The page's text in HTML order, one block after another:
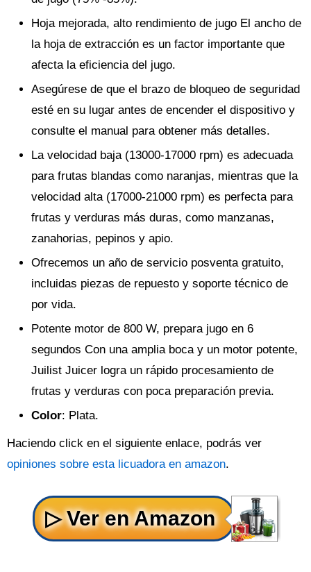
Hoja mejorada, alto rendimiento de jugo El ancho de
la hoja de extracción es un factor importante que
afecta la eficiencia del jugo.
Asegúrese de que el brazo de bloqueo de seguridad
esté en su lugar antes de encender el dispositivo y
consulte el manual para obtener más detalles.
La velocidad baja (13000-17000 rpm) es adecuada
para frutas blandas como naranjas, mientras que la
velocidad alta (17000-21000 rpm) es perfecta para
frutas y verduras más duras, como manzanas,
zanahorias, pepinos y apio.
Ofrecemos un año de servicio posventa gratuito,
incluidas piezas de repuesto y soporte técnico de
por vida.
Potente motor de 800 W, prepara jugo en 6
segundos Con una amplia boca y un motor potente,
Juilist Juicer logra un rápido procesamiento de
frutas y verduras con poca preparación previa.
Color: Plata.
Haciendo click en el siguiente enlace, podrás ver
opiniones sobre esta licuadora en amazon.